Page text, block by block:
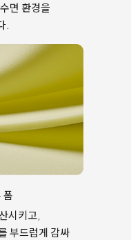
면 환경을
.
폼
시키고,
부드럽게 감싸